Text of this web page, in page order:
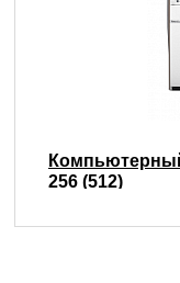
256 (512)